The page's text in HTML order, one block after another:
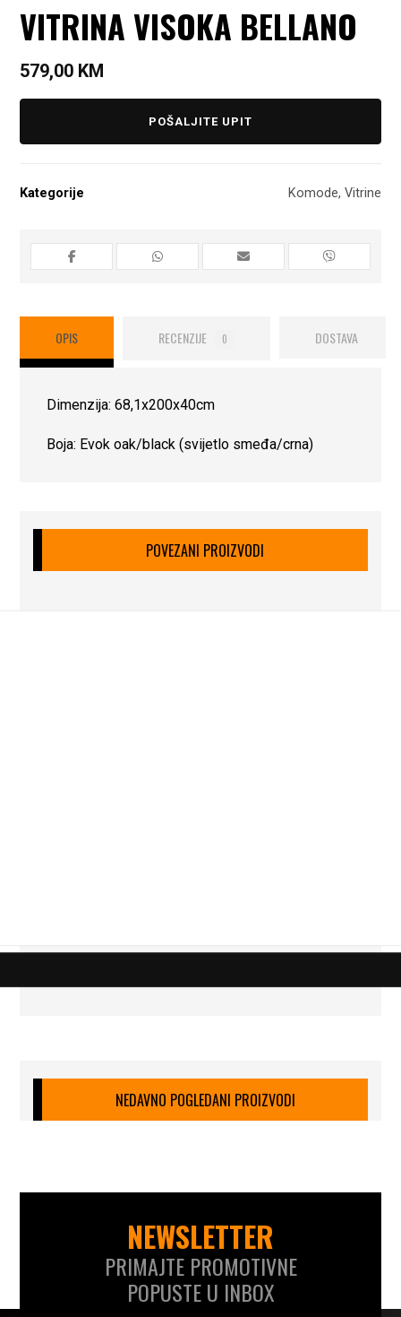
VITRINA VISOKA BELLANO
579,00 KM
POŠALJITE UPIT
Kategorije Komode, Vitrine
OPIS RECENZIJE 0 DOSTAVA
Dimenzija: 68,1x200x40cm
Boja: Evok oak/black (svijetlo smeđa/crna)
POVEZANI PROIZVODI
NEDAVNO POGLEDANI PROIZVODI
NEWSLETTER
PRIMAJTE PROMOTIVNE
POPUSTE U INBOX